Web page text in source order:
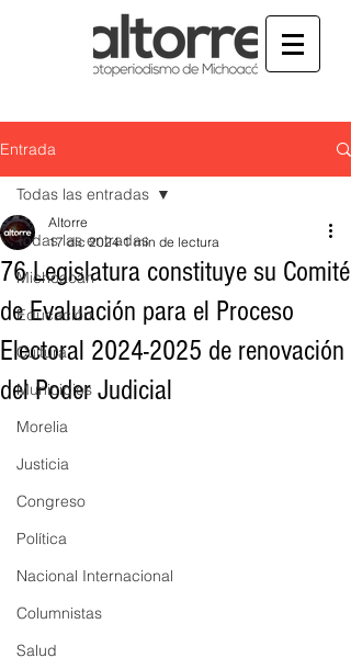
Entrada
Todas las entradas
Michoacán
Educación
Cultura
Municipios
Morelia
Justicia
Congreso
Política
Nacional Internacional
Columnistas
Salud
Todas las entradas
76 Legislatura constituye su Comité
de Evaluación para el Proceso
Electoral 2024-2025 de renovación
del Poder Judicial
Altorre
17 dic 2024 1 min de lectura